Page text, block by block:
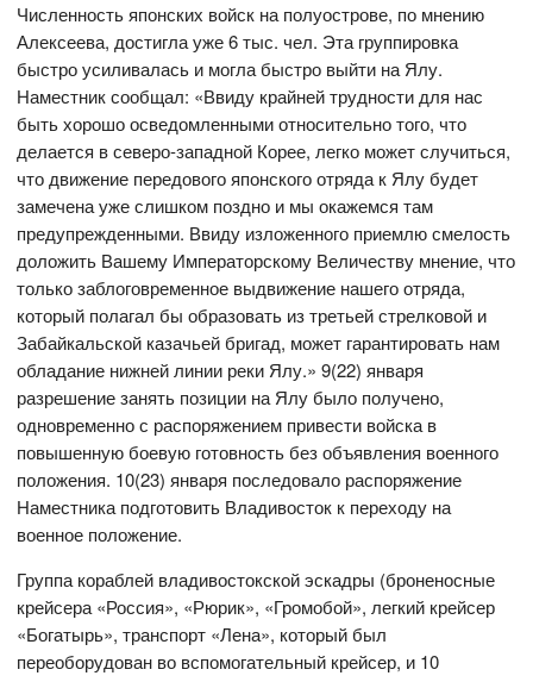
Численность японских войск на полуострове, по мнению
Алексеева, достигла уже 6 тыс. чел. Эта группировка
быстро усиливалась и могла быстро выйти на Ялу.
Наместник сообщал: «Ввиду крайней трудности для нас
быть хорошо осведомленными относительно того, что
делается в северо-западной Корее, легко может случиться,
что движение передового японского отряда к Ялу будет
замечена уже слишком поздно и мы окажемся там
предупрежденными. Ввиду изложенного приемлю смелость
доложить Вашему Императорскому Величеству мнение, что
только заблоговременное выдвижение нашего отряда,
который полагал бы образовать из третьей стрелковой и
Забайкальской казачьей бригад, может гарантировать нам
обладание нижней линии реки Ялу.» 9(22) января
разрешение занять позиции на Ялу было получено,
одновременно с распоряжением привести войска в
повышенную боевую готовность без объявления военного
положения. 10(23) января последовало распоряжение
Наместника подготовить Владивосток к переходу на
военное положение.
Группа кораблей владивостокской эскадры (броненосные
крейсера «Россия», «Рюрик», «Громобой», легкий крейсер
«Богатырь», транспорт «Лена», который был
переоборудован во вспомогательный крейсер, и 10